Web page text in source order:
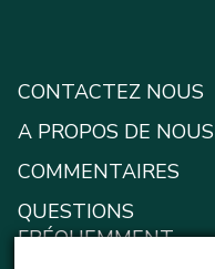
CONTACTEZ NOUS
A PROPOS DE NOUS
COMMENTAIRES
QUESTIONS
FRÉQUEMMENT